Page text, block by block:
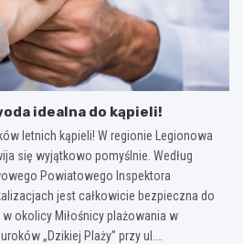
idealna do kąpieli!
letnich kąpieli! W regionie Legionowa
się wyjątkowo pomyślnie. Według
Powiatowego Inspektora
jest całkowicie bezpieczna do
okolicy Miłośnicy plażowania w
„Dzikiej Plaży” przy ul.…